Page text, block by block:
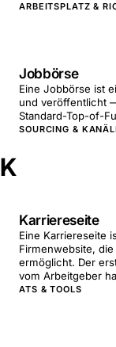
ARBEITSPLATZ &
Jobbörse
Eine Jobbörse ist
und veröffentlicht
Standard-Top-of-
SOURCING &
K
Karriereseite
Eine Karriereseite
Firmenwebsite,
ermöglicht. Der
vom Arbeitgeber
ATS & TOOLS